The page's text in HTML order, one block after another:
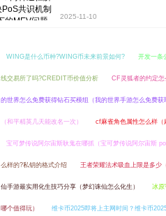
2025-11-10
WING是什么币种?WING币未来前景如何? 开发一条
线交易所了吗?CREDIT币价值分析 CF灵狐者的约定怎
的世界怎么免费获得钻石买模组（我的世界手游怎么免费获
（和平精英几天能改名一次） cf麻雀角色属性怎么样（
宝可梦传说阿尔宙斯耿鬼在哪抓（宝可梦传说阿尔宙斯
么样的?私钥的格式介绍 王者荣耀法术吸血上限是多少
仙手游最实用化生技巧分享（梦幻诛仙怎么化生） 冰原
哪个值得玩） 维卡币2025即将上主网时间？维卡币